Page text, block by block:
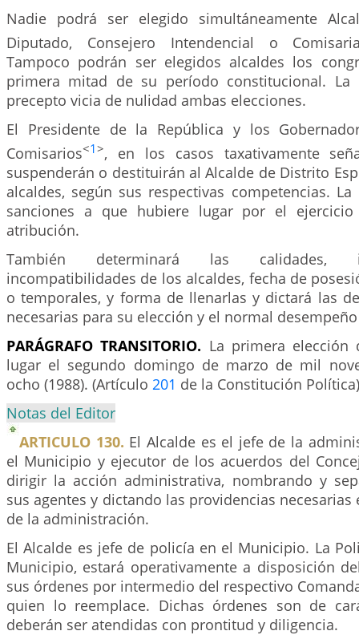
Nadie podrá ser elegido simultáneamente
Diputado, Consejero Intendencial o
Tampoco podrán ser elegidos alcaldes los
primera mitad de su período constitucional. La
precepto vicia de nulidad ambas elecciones.
El Presidente de la República y los
Comisarios<1>, en los casos taxativamente
suspenderán o destituirán al Alcalde de Distrito
alcaldes, según sus respectivas competencias.
sanciones a que hubiere lugar por el
atribución.
También determinará las calidades,
incompatibilidades de los alcaldes, fecha de
o temporales, y forma de llenarlas y dictará las
necesarias para su elección y el normal
PARÁGRAFO TRANSITORIO. La primera elección
lugar el segundo domingo de marzo de mil
ocho (1988). (Artículo 201 de la Constitución
Notas del Editor
ARTICULO 130. El Alcalde es el jefe de la
el Municipio y ejecutor de los acuerdos del
dirigir la acción administrativa, nombrando y
sus agentes y dictando las providencias
de la administración.
El Alcalde es jefe de policía en el Municipio. La
Municipio, estará operativamente a disposición
sus órdenes por intermedio del respectivo
quien lo reemplace. Dichas órdenes son de
deberán ser atendidas con prontitud y diligencia.